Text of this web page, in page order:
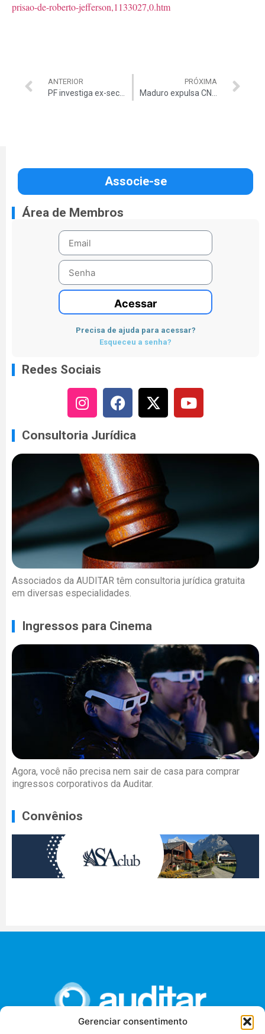
Gerenciar consentimento
prisao-de-roberto-jefferson,1133027,0.htm
ANTERIOR PRÓXIMA
Associe-se
Área de Membros
Acessar
Precisa de ajuda para acessar?
Esqueceu a senha?
Redes Sociais
Consultoria Jurídica
Associados da AUDITAR têm consultoria jurídica gratuita
em diversas especialidades.
Ingressos para Cinema
Agora, você não precisa nem sair de casa para comprar
ingressos corporativos da Auditar.
Convênios